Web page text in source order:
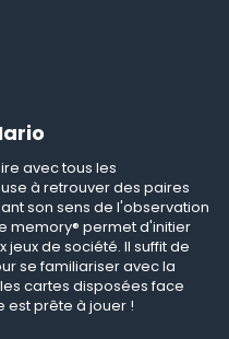
avec tous les
à retrouver des paires
son sens de l'observation
memory® permet d'initier
jeux de société. Il suffit de
se familiariser avec la
cartes disposées face
est prête à jouer !